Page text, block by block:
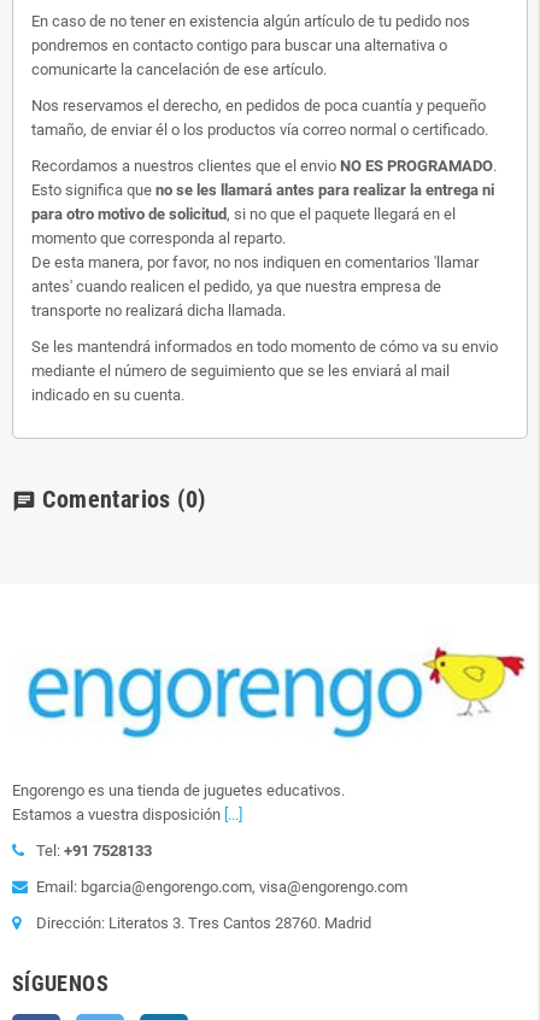
En caso de no tener en existencia algún artículo de tu pedido nos
pondremos en contacto contigo para buscar una alternativa o
comunicarte la cancelación de ese artículo.
Nos reservamos el derecho, en pedidos de poca cuantía y pequeño
tamaño, de enviar él o los productos vía correo normal o certificado.
Recordamos a nuestros clientes que el envio NO ES PROGRAMADO.
Esto significa que no se les llamará antes para realizar la entrega ni
para otro motivo de solicitud, si no que el paquete llegará en el
momento que corresponda al reparto.
De esta manera, por favor, no nos indiquen en comentarios 'llamar
antes' cuando realicen el pedido, ya que nuestra empresa de
transporte no realizará dicha llamada.
Se les mantendrá informados en todo momento de cómo va su envio
mediante el número de seguimiento que se les enviará al mail
indicado en su cuenta.
chat Comentarios (0)
Engorengo es una tienda de juguetes educativos.
Estamos a vuestra disposición [...]
Tel: +91 7528133
Email: bgarcia@engorengo.com, visa@engorengo.com
Dirección: Literatos 3. Tres Cantos 28760. Madrid
SÍGUENOS